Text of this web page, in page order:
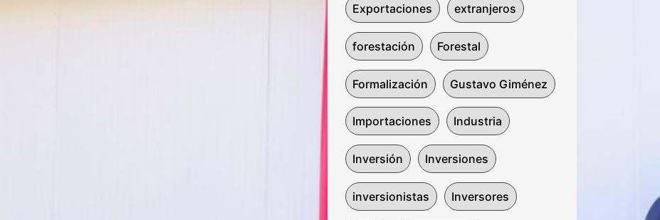
Exportaciones extranjeros
forestación Forestal
Formalización Gustavo Giménez
Importaciones Industria
Inversión Inversiones
inversionistas Inversores